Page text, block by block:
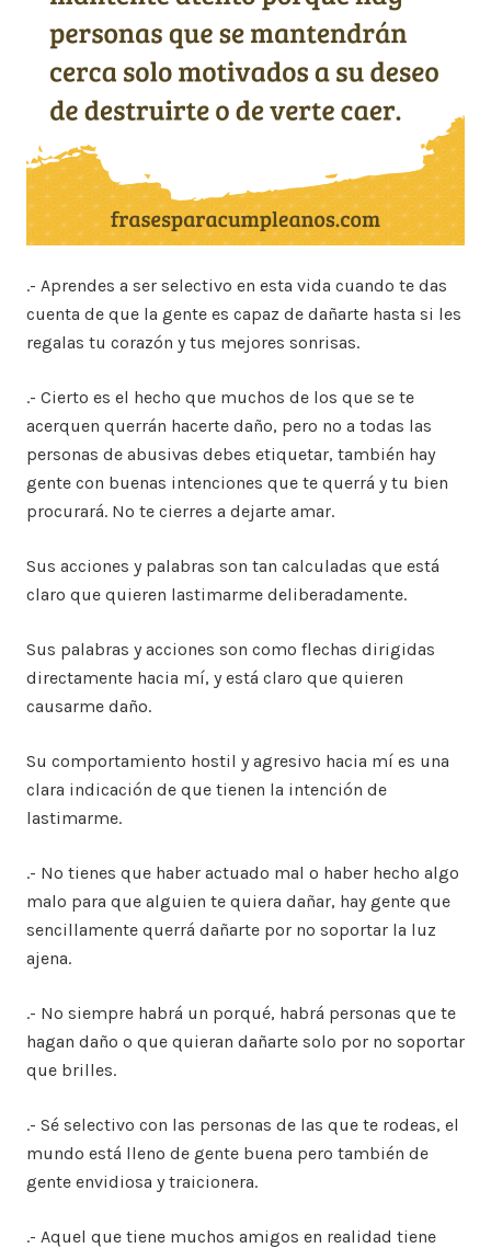
.- Aprendes a ser selectivo en esta vida cuando te das
cuenta de que la gente es capaz de dañarte hasta si les
regalas tu corazón y tus mejores sonrisas.
.- Cierto es el hecho que muchos de los que se te
acerquen querrán hacerte daño, pero no a todas las
personas de abusivas debes etiquetar, también hay
gente con buenas intenciones que te querrá y tu bien
procurará. No te cierres a dejarte amar.
Sus acciones y palabras son tan calculadas que está
claro que quieren lastimarme deliberadamente.
Sus palabras y acciones son como flechas dirigidas
directamente hacia mí, y está claro que quieren
causarme daño.
Su comportamiento hostil y agresivo hacia mí es una
clara indicación de que tienen la intención de
lastimarme.
.- No tienes que haber actuado mal o haber hecho algo
malo para que alguien te quiera dañar, hay gente que
sencillamente querrá dañarte por no soportar la luz
ajena.
.- No siempre habrá un porqué, habrá personas que te
hagan daño o que quieran dañarte solo por no soportar
que brilles.
.- Sé selectivo con las personas de las que te rodeas, el
mundo está lleno de gente buena pero también de
gente envidiosa y traicionera.
.- Aquel que tiene muchos amigos en realidad tiene